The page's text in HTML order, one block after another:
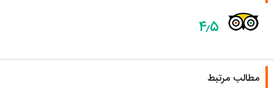
۴٫۵
مطالب مرتبط